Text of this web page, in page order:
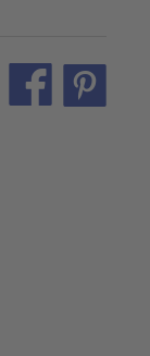
teilen